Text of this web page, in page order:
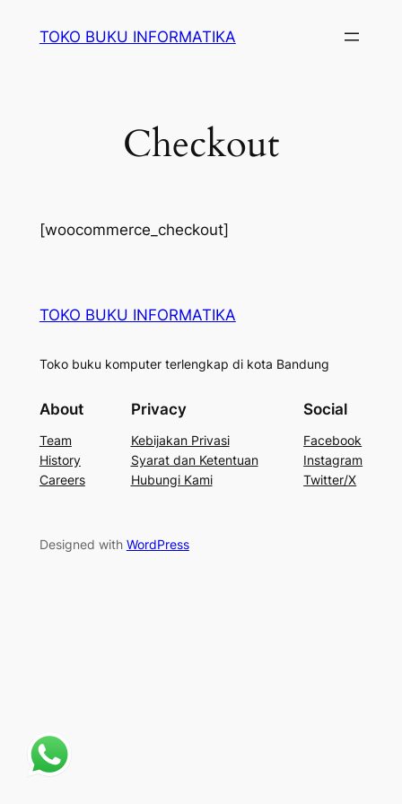
TOKO BUKU INFORMATIKA
Checkout
[woocommerce_checkout]
TOKO BUKU INFORMATIKA
Toko buku komputer terlengkap di kota Bandung
About
Team
History
Careers
Privacy
Kebijakan Privasi
Syarat dan Ketentuan
Hubungi Kami
Social
Facebook
Instagram
Twitter/X
Designed with WordPress